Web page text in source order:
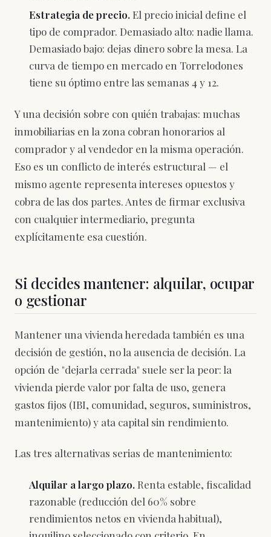
Estrategia de precio.El precio inicial define el
tipo de comprador. Demasiado alto: nadie llama.
Demasiado bajo: dejas dinero sobre la mesa. La
curva de tiempo en mercado en Torrelodones
tiene su óptimo entre las semanas 4 y 12.
Y una decisión sobre con quién trabajas: muchas
inmobiliarias en la zona cobran honorarios al
comprador y al vendedor en la misma operación.
Eso es un conflicto de interés estructural — el
mismo agente representa intereses opuestos y
cobra de las dos partes. Antes de firmar exclusiva
con cualquier intermediario, pregunta
explícitamente esa cuestión.
Si decides mantener: alquilar, ocupar
o gestionar
Mantener una vivienda heredada también es una
decisión de gestión, no la ausencia de decisión. La
opción de "dejarla cerrada" suele ser la peor: la
vivienda pierde valor por falta de uso, genera
gastos fijos (IBI, comunidad, seguros, suministros,
mantenimiento) y ata capital sin rendimiento.
Las tres alternativas serias de mantenimiento:
Alquilar a largo plazo. Renta estable, fiscalidad
razonable (reducción del 60% sobre
rendimientos netos en vivienda habitual),